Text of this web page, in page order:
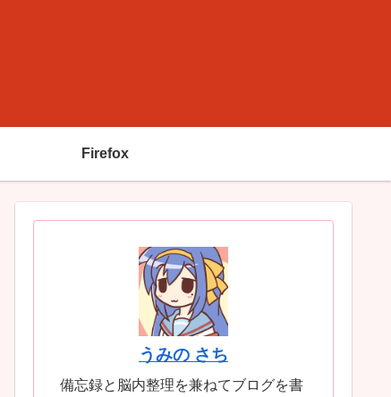
Firefox
うみの さち
備忘録と脳内整理を兼ねてブログを書